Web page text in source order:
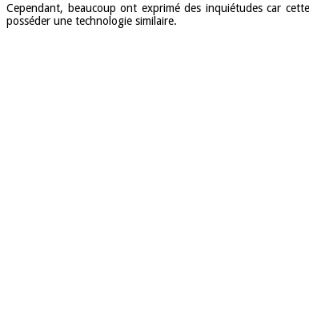
Cependant, beaucoup ont exprimé des inquiétudes car
posséder une technologie similaire.